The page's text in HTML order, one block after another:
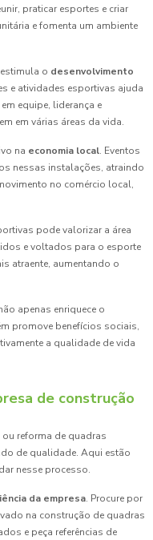
praticar esportes e criar
e fomenta um ambiente
o desenvolvimento
e atividades esportivas ajuda
equipe, liderança e
em várias áreas da vida.
na economia local. Eventos
nessas instalações, atraindo
no comércio local,
pode valorizar a área
e voltados para o esporte
atraente, aumentando o
apenas enriquece o
promove benefícios sociais,
a qualidade de vida
de construção
reforma de quadras
de qualidade. Aqui estão
nesse processo.
da empresa. Procure por
na construção de quadras
e peça referências de